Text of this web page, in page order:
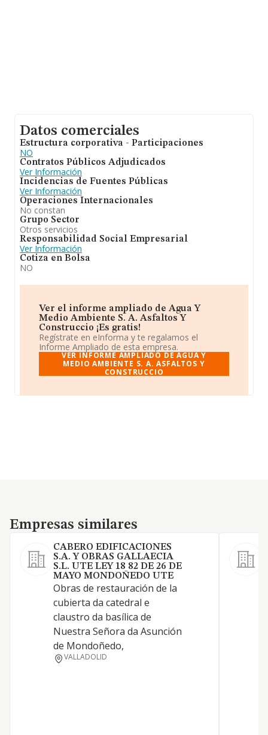
Datos comerciales
Estructura corporativa - Participaciones
NO
Contratos Públicos Adjudicados
Ver Información
Incidencias de Fuentes Públicas
Ver Información
Operaciones Internacionales
No constan
Grupo Sector
Otros servicios
Responsabilidad Social Empresarial
Ver Información
Cotiza en Bolsa
NO
Ver el informe ampliado de Agua Y
Medio Ambiente S. A. Asfaltos Y
Construccio ¡Es gratis!
Regístrate en eInforma y te regalamos el
Informe Ampliado de esta empresa.
VER INFORME AMPLIADO DE AGUA Y
MEDIO AMBIENTE S. A. ASFALTOS Y
CONSTRUCCIO
Empresas similares
Empresas similares
CABERO EDIFICACIONES
S.A. Y OBRAS GALLAECIA
S.L. UTE LEY 18 82 DE 26 DE
MAYO MONDOÑEDO UTE
Obras de restauración de la
cubierta da catedral e
claustro da basílica de
Nuestra Señora da Asunción
de Mondoñedo,
VALLADOLID